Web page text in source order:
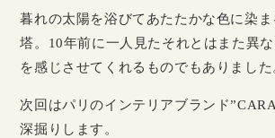
暮れの太陽を浴びてあたたかな色に染
塔。10年前に一人見たそれとはまた異
を感じさせてくれるものでもありました
次回はパリのインテリアブランド
深掘りします。